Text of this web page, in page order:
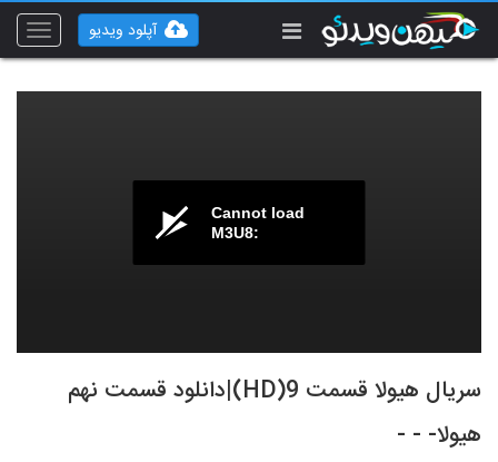
Toggle
آپلود ویدیو
Cannot load
M3U8:
سریال هیولا قسمت 9(HD)|دانلود قسمت نهم
هیولا- - -